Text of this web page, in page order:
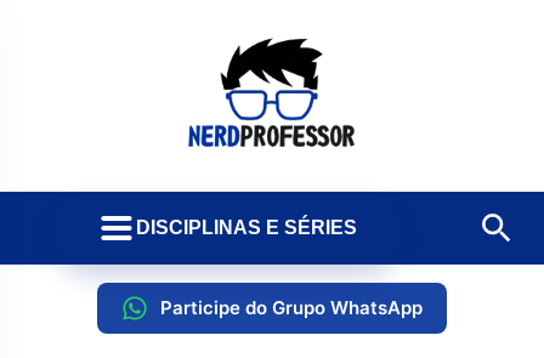
DISCIPLINAS E SÉRIES
Participe do Grupo WhatsApp